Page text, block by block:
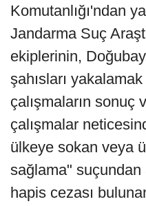
Komutanlığı'ndan
Jandarma Suç
ekiplerinin,
şahısları
çalışmaların sonuç
çalışmalar
ülkeye sokan veya
sağlama" suçundan
hapis cezası